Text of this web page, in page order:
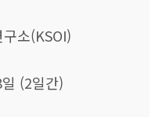
소(KSOI)
(2일간)